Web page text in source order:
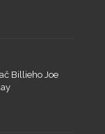
Billieho Joe